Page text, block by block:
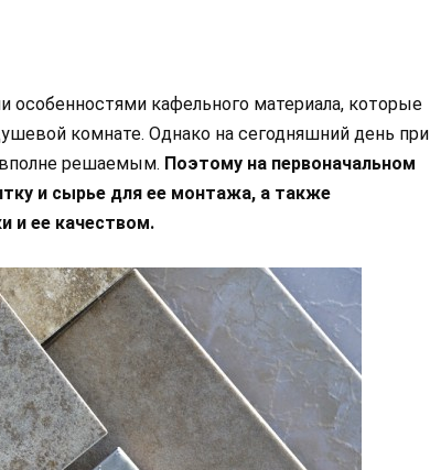
кафельного материала, которые
комнате. Однако на сегодняшний день при
вполне решаемым. Поэтому на первоначальном
и сырье для ее монтажа, а также
и ее качеством.